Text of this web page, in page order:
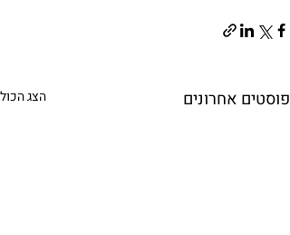
פוסטים אחרונים הצג הכול